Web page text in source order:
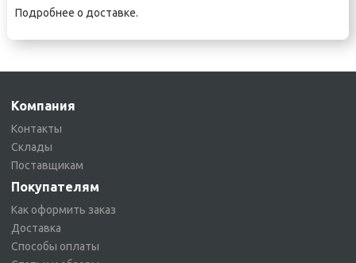
Подробнее о доставке.
Компания
Контакты
Склады
Поставщикам
Покупателям
Как оформить заказ
Доставка
Способы оплаты